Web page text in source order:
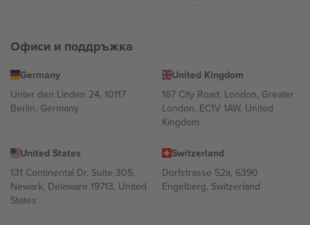
Офиси и поддръжка
Germany
Unter den Linden 24, 10117
Berlin, Germany
United Kingdom
167 City Road, London, Greater
London, EC1V 1AW, United
Kingdom
United States
131 Continental Dr, Suite 305,
Newark, Delaware 19713, United
States
Switzerland
Dorfstrasse 52a, 6390
Engelberg, Switzerland